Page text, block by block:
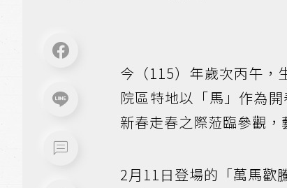
今（115）年歲次丙午，
院區特地以「馬」作為
新春走春之際蒞臨參觀，
2月11日登場的「萬馬歡